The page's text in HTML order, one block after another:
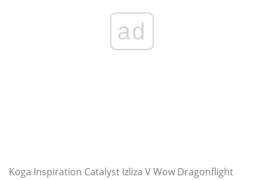
ad
Koga Inspiration Catalyst Izliza V Wow Dragonflight